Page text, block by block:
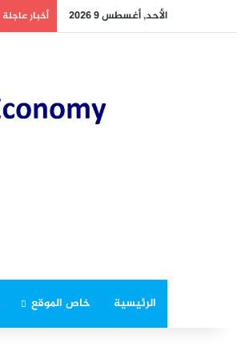
الأحد, أغسطس 9 2026 أخبار عاجلة
الرئيسية خاص الموقع